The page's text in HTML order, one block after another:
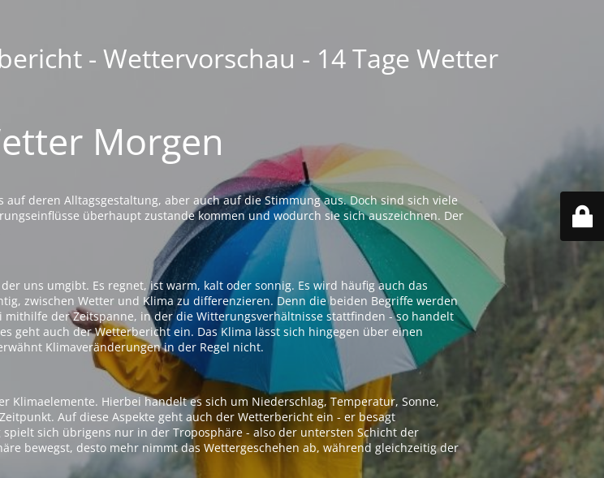
- Wettervorschau - 14 Tage Wetter
Morgen
deren Alltagsgestaltung, aber auch auf die Stimmung aus. Doch sind sich viele
überhaupt zustande kommen und wodurch sie sich auszeichnen. Der
uns umgibt. Es regnet, ist warm, kalt oder sonnig. Es wird häufig auch das
zwischen Wetter und Klima zu differenzieren. Denn die beiden Begriffe werden
der Zeitspanne, in der die Witterungsverhältnisse stattfinden - so handelt
geht auch der Wetterbericht ein. Das Klima lässt sich hingegen über einen
Klimaveränderungen in der Regel nicht.
Klimaelemente. Hierbei handelt es sich um Niederschlag, Temperatur, Sonne,
Auf diese Aspekte geht auch der Wetterbericht ein - er besagt
sich übrigens nur in der Troposphäre - also der untersten Schicht der
bewegst, desto mehr nimmt das Wettergeschehen ab, während gleichzeitig der